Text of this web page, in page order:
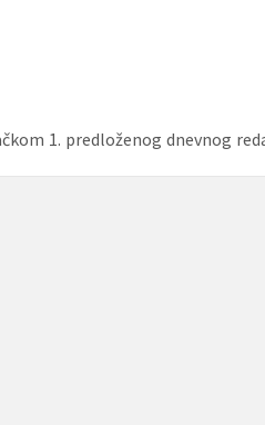
1. predloženog dnevnog